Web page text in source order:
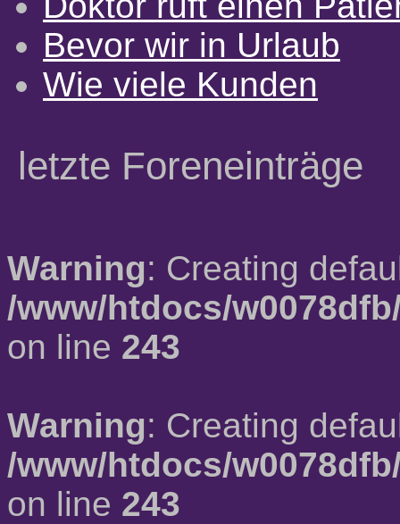
Bevor wir in Urlaub
Wie viele Kunden
letzte Foreneinträge
Warning: Creating
/www/htdocs/
on line 243
Warning: Creating
/www/htdocs/
on line 243